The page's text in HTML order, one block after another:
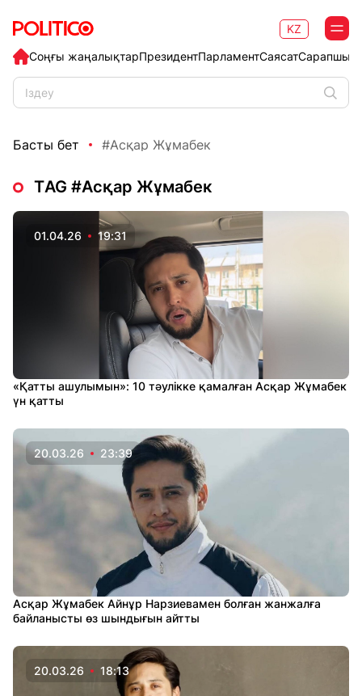
Соңғы жаңалықтарПрезидентПарламентСаясат
KZ
Басты бет #Асқар Жұмабек
ТAG #Асқар Жұмабек
01.04.26 19:31
«Қатты ашулымын»: 10 тәулікке қамалған Асқар Жұмабек
үн қатты
20.03.26 23:39
Асқар Жұмабек Айнұр Нарзиевамен болған жанжалға
байланысты өз шындығын айтты
20.03.26 18:13